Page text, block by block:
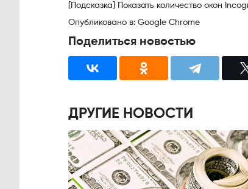
[Подсказка] Показать количество окон
Опубликовано в: Google Chrome
Поделиться новостью
ДРУГИЕ НОВОСТИ